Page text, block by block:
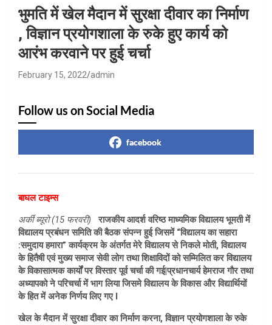
भुमति में खेल मैदान में सुरक्षा दीवार का निर्माण
, विज्ञान प्रयोगशाला के रुके हुए कार्य को
आरंभ करवाने पर हुई चर्चा
February 15, 2022 admin
Follow us on Social Media
facebook
बाघल टाइम्स
अर्की ब्यूरो (15 फरवरी) राजकीय आदर्श वरिष्ठ माध्यमिक विद्यालय भूमती में
विद्यालय प्रबंधन समिति की बैठक संपन्न हुई जिसमें “विद्यालय का सहारा
:समुदाय हमारा” कार्यक्रम के अंतर्गत मेरे विद्यालय से निकले मोती, विद्यालय
के हितैषी एवं मुख्य समाज सेवी लोग तथा शिक्षाविदों को सम्मिलित कर विद्यालय
के विकासात्मक कार्यों पर विस्तार पूर्व चर्चा की गई|प्रधानचार्य हेमराज गौर तथा
अध्यापको ने परिचर्चा में भाग लिया जिसमे विद्यालय के विकास और विद्यार्थियों
के हित में अनेक निर्णय लिए गए l
खेल के मैदान में सुरक्षा दीवार का निर्माण करना, विज्ञान प्रयोगशाला के रुके